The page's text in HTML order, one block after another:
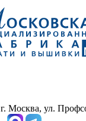
г. Москва, ул.